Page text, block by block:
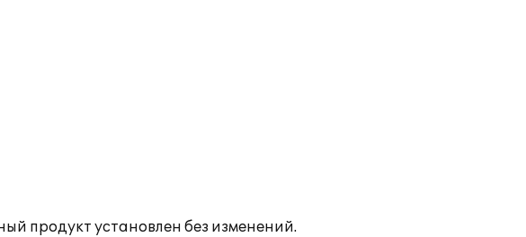
продукт установлен без изменений.